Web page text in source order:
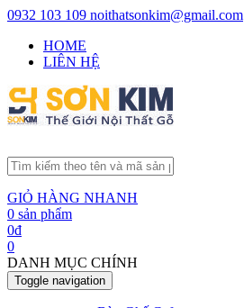
0932 103 109 noithatsonkim@gmail.com
HOME
LIÊN HỆ
GIỎ HÀNG NHANH
0 sản phẩm
0đ
0
DANH MỤC CHÍNH
Toggle navigation